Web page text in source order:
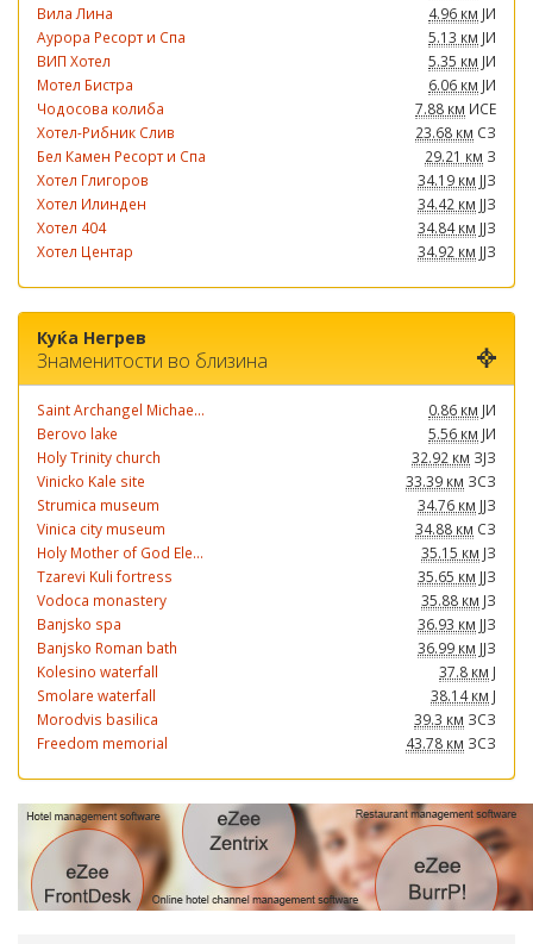
Вила Лина
4.96 км ЈИ
Аурора Ресорт и Спа
5.13 км ЈИ
ВИП Хотел
5.35 км ЈИ
Мотел Бистра
6.06 км ЈИ
Чодосова колиба
7.88 км ИСЕ
Хотел-Рибник Слив
23.68 км СЗ
Бел Камен Ресорт и Спа
29.21 км З
Хотел Глигоров
34.19 км ЈЈЗ
Хотел Илинден
34.42 км ЈЈЗ
Хотел 404
34.84 км ЈЈЗ
Хотел Центар
34.92 км ЈЈЗ
Куќа Негрев
Знаменитости во близина
Saint Archangel Michae... 0.86 км ЈИ
Berovo lake
5.56 км ЈИ
Holy Trinity church
32.92 км ЗЈЗ
Vinicko Kale site
33.39 км ЗСЗ
Strumica museum
34.76 км ЈЈЗ
Vinica city museum
34.88 км СЗ
Holy Mother of God Ele...
35.15 км ЈЗ
Tzarevi Kuli fortress
35.65 км ЈЈЗ
Vodoca monastery
35.88 км ЈЗ
Banjsko spa
36.93 км ЈЈЗ
Banjsko Roman bath
36.99 км ЈЈЗ
Kolesino waterfall
37.8 км Ј
Smolare waterfall
38.14 км Ј
Morodvis basilica
39.3 км ЗСЗ
Freedom memorial
43.78 км ЗСЗ